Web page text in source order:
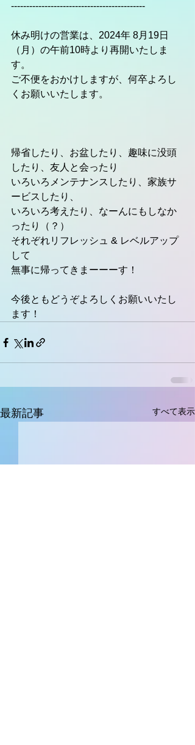
--------------------------------------------
休み明けの営業は、2024年 8月19日
（月）の午前10時より再開いたしま
す。
ご不便をおかけしますが、何卒よろし
くお願いいたします。
帰省したり、お盆したり、趣味に没頭
したり、友人と会ったり
いろいろメンテナンスしたり、家族サ
ービスしたり、
いろいろ考えたり、なーんにもしなか
ったり（？）
それぞれリフレッシュ & レベルアップ
して
無事に帰ってきまーーーす！
今後ともどうぞよろしくお願いいたし
ます！
最新記事 すべて表示